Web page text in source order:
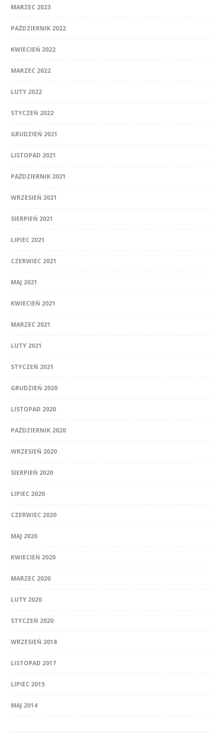
MARZEC 2023
PAŹDZIERNIK 2022
KWIECIEŃ 2022
MARZEC 2022
LUTY 2022
STYCZEŃ 2022
GRUDZIEŃ 2021
LISTOPAD 2021
PAŹDZIERNIK 2021
WRZESIEŃ 2021
SIERPIEŃ 2021
LIPIEC 2021
CZERWIEC 2021
MAJ 2021
KWIECIEŃ 2021
MARZEC 2021
LUTY 2021
STYCZEŃ 2021
GRUDZIEŃ 2020
LISTOPAD 2020
PAŹDZIERNIK 2020
WRZESIEŃ 2020
SIERPIEŃ 2020
LIPIEC 2020
CZERWIEC 2020
MAJ 2020
KWIECIEŃ 2020
MARZEC 2020
LUTY 2020
STYCZEŃ 2020
WRZESIEŃ 2018
LISTOPAD 2017
LIPIEC 2015
MAJ 2014